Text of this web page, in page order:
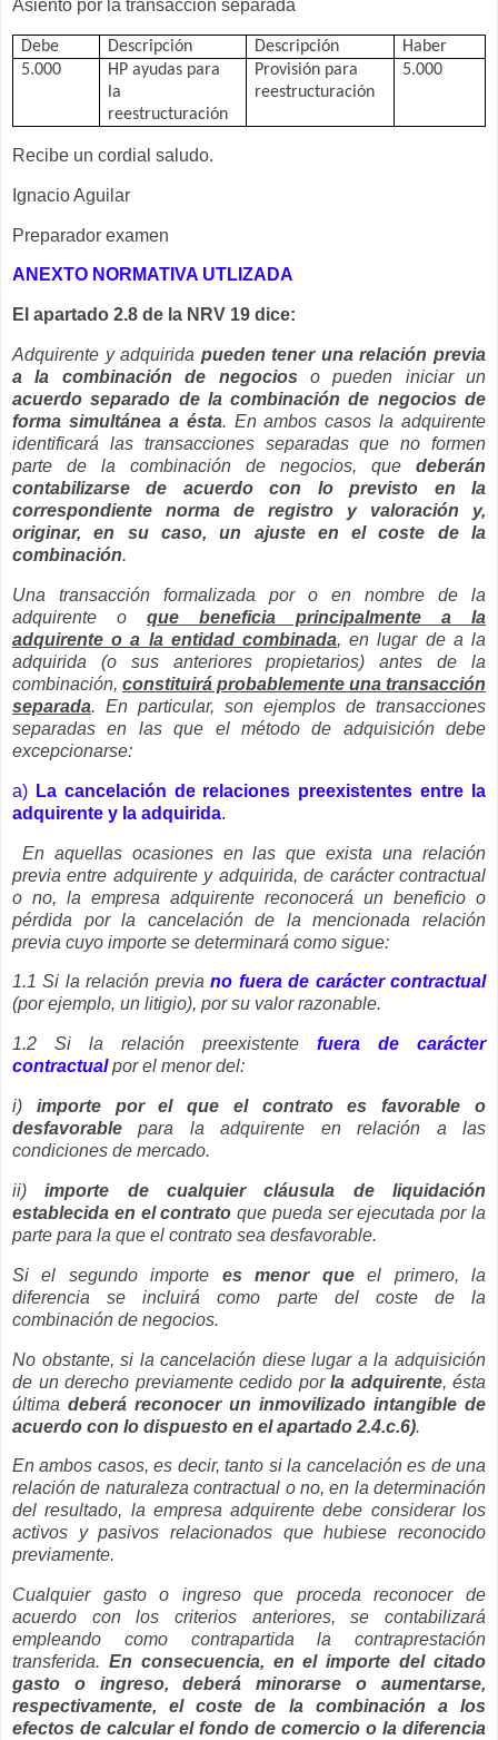
Asiento por la transacción separada
Debe Descripción Descripción
Haber
5.000
HP ayudas para
la
reestructuración
Provisión para
reestructuración
5.000
Recibe un cordial saludo.
Ignacio Aguilar
Preparador examen
ANEXTO NORMATIVA UTLIZADA
El apartado 2.8 de la NRV 19 dice:
Adquirente y adquirida pueden tener una relación previa
a la combinación de negocios o pueden iniciar un
acuerdo separado de la combinación de negocios de
forma simultánea a ésta. En ambos casos la adquirente
identificará las transacciones separadas que no formen
parte de la combinación de negocios, que deberán
contabilizarse de acuerdo con lo previsto en la
correspondiente norma de registro y valoración y,
originar, en su caso, un ajuste en el coste de la
combinación.
Una transacción formalizada por o en nombre de la
adquirente o que beneficia principalmente a la
adquirente o a la entidad combinada, en lugar de a la
adquirida (o sus anteriores propietarios) antes de la
combinación, constituirá probablemente una transacción
separada. En particular, son ejemplos de transacciones
separadas en las que el método de adquisición debe
excepcionarse:
a) La cancelación de relaciones preexistentes entre la
adquirente y la adquirida.
En aquellas ocasiones en las que exista una relación
previa entre adquirente y adquirida, de carácter contractual
o no, la empresa adquirente reconocerá un beneficio o
pérdida por la cancelación de la mencionada relación
previa cuyo importe se determinará como sigue:
1.1 Si la relación previano fuera de carácter contractual
(por ejemplo, un litigio), por su valor razonable.
1.2 Si la relación preexistente fuera de carácter
contractual por el menor del:
i) importe por el que el contrato es favorable o
desfavorable para la adquirente en relación a las
condiciones de mercado.
ii)importe de cualquier cláusula de liquidación
establecida en el contrato que pueda ser ejecutada por la
parte para la que el contrato sea desfavorable.
Si el segundo importe es menor queel primero, la
diferencia se incluirá como parte del coste de la
combinación de negocios.
No obstante, si la cancelación diese lugar a la adquisición
de un derecho previamente cedido por la adquirente, ésta
última deberá reconocer un inmovilizado intangible de
acuerdo con lo dispuesto en el apartado 2.4.c.6).
En ambos casos, es decir, tanto si la cancelación es de una
relación de naturaleza contractual o no, en la determinación
del resultado, la empresa adquirente debe considerar los
activos y pasivos relacionados que hubiese reconocido
previamente.
Cualquier gasto o ingreso que proceda reconocer de
acuerdo con los criterios anteriores, se contabilizará
empleando como contrapartida la contraprestación
transferida. En consecuencia, en el importe del citado
gasto o ingreso, deberá minorarse o aumentarse,
respectivamente, el coste de la combinación a los
efectos de calcular el fondo de comercio o la diferencia